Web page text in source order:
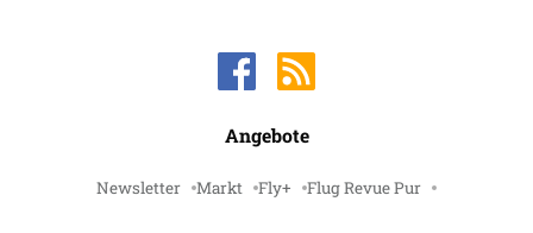
Angebote
Newsletter Markt Fly+ Flug Revue Pur